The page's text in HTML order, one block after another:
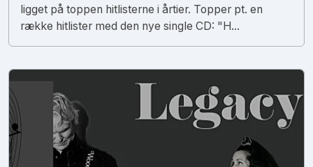
ligget på toppen hitlisterne i årtier. Topper pt. en
række hitlister med den nye single CD: "H...